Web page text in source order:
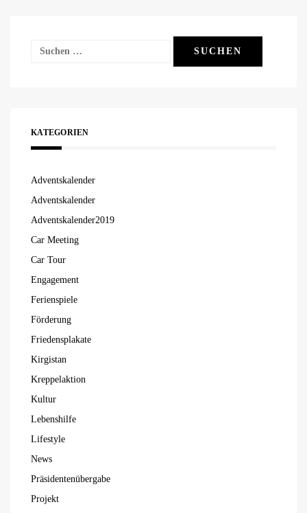
Suchen
KATEGORIEN
Adventskalender
Adventskalender
Adventskalender2019
Car Meeting
Car Tour
Engagement
Ferienspiele
Förderung
Friedensplakate
Kirgistan
Kreppelaktion
Kultur
Lebenshilfe
Lifestyle
News
Präsidentenübergabe
Projekt